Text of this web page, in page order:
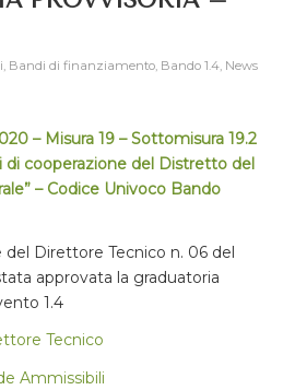
Bandi di finanziamento, Bando 1.4, News
– Misura 19 – Sottomisura 19.2
cooperazione del Distretto del
– Codice Univoco Bando
Direttore Tecnico n. 06 del
approvata la graduatoria
1.4
Tecnico
Ammissibili